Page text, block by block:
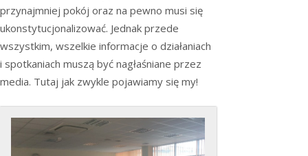
przynajmniej pokój oraz na pewno musi się
ukonstytucjonalizować. Jednak przede
wszystkim, wszelkie informacje o działaniach
i spotkaniach muszą być nagłaśniane przez
media. Tutaj jak zwykle pojawiamy się my!